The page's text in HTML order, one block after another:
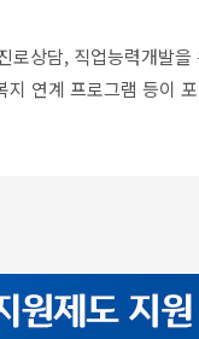
로상담, 직업능력개발
지 연계 프로그램 등